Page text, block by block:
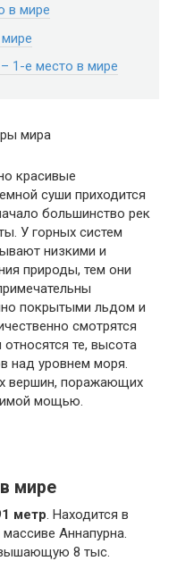
в мире
1-е место в мире
мира
красивые
суши приходится
большинство рек
У горных систем
низкими и
природы, тем они
покрытыми льдом и
смотрятся
те, высота
над уровнем моря.
вершин, поражающих
мощью.
мире
метр . Находится в
Аннапурна.
8 тыс.